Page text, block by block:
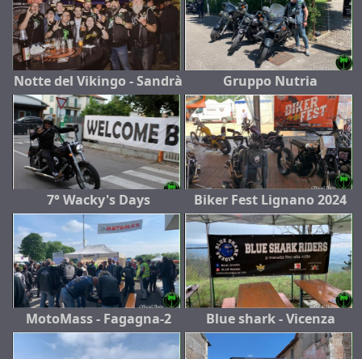
Notte del Vikingo - Sandrà Gruppo Nutria
7° Wacky's Days Biker Fest Lignano 2024
MotoMass - Fagagna-2 Blue shark - Vicenza